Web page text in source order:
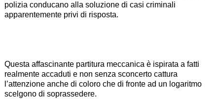
polizia conducano alla soluzione di casi criminali
apparentemente privi di risposta.
Questa affascinante partitura meccanica è ispirata a fatti
realmente accaduti e non senza sconcerto cattura
l’attenzione anche di coloro che di fronte ad un logaritmo
scelgono di soprassedere.